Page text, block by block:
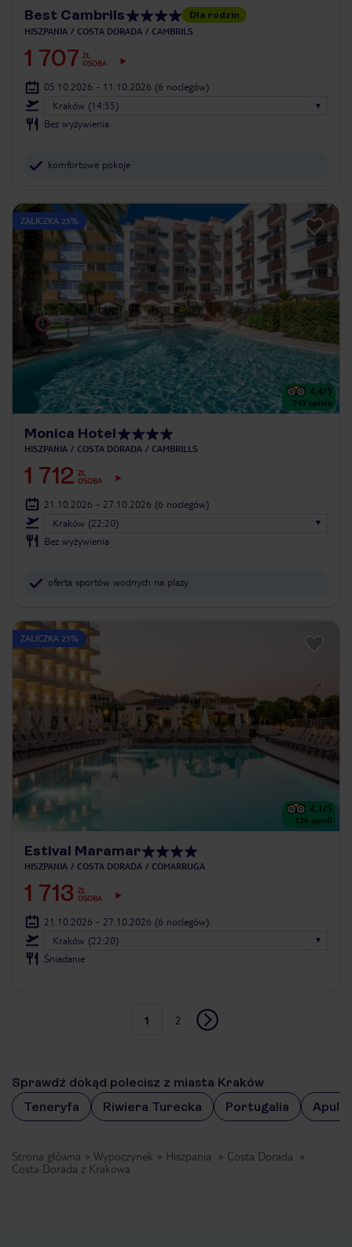
Best Cambrils Dla rodzin
HISZPANIA COSTA DORADA CAMBRILS
1 707 ZŁ
OSOBA
05.10.2026 - 11.10.2026 (6 noclegów)
Kraków (14:55)
Bez wyżywienia
komfortowe pokoje
ZALICZKA 25%
4.4/5
743 opinie
Monica Hotel
HISZPANIA COSTA DORADA CAMBRILLS
1 712 ZŁ
OSOBA
21.10.2026 - 27.10.2026 (6 noclegów)
Kraków (22:20)
Bez wyżywienia
oferta sportów wodnych na plaży
ZALICZKA 25%
4.1/5
126 opinii
Estival Maramar
HISZPANIA COSTA DORADA COMARRUGA
1 713 ZŁ
OSOBA
21.10.2026 - 27.10.2026 (6 noclegów)
Kraków (22:20)
Śniadanie
1 2
Sprawdź dokąd polecisz z miasta Kraków
Teneryfa
Riwiera Turecka Portugalia
Strona główna Wypoczynek Hiszpania
Costa Dorada
Costa Dorada z Krakowa